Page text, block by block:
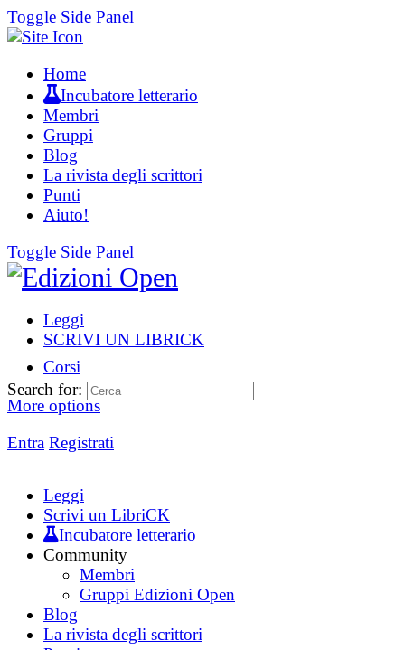
Toggle Side Panel
Home
Incubatore letterario
Membri
Gruppi
Blog
La rivista degli scrittori
Punti
Aiuto!
Toggle Side Panel
Leggi
SCRIVI UN LIBRICK
Corsi
More options
Entra Registrati
Search for:
Leggi
Scrivi un LibriCK
Incubatore letterario
Community
Membri
Gruppi Edizioni Open
Blog
La rivista degli scrittori